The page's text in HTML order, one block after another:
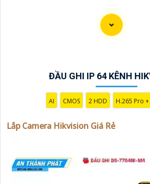
điều khiển đầu ghi 64 kênh Hikvision mang
đồng thời với 64 camera IP đảm bảo hiệu
quản lý hệ thống camera an ninh.
Dĩ nhiên, dưới đây là một mẫu văn
cho dự án lắp đặt camera Hikvision
lắp đặt camera Hikvision giá rẻ và
dự án của quý vị.
ĐẦU GHI IP 64 KÊNH
AI CMOS 2 HDD H.265 Pro +
Lắp Camera Hikvision Giá Rẻ